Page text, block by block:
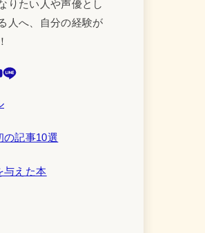
りたい人や声優とし
人へ、自分の経験が
の記事10選
与えた本